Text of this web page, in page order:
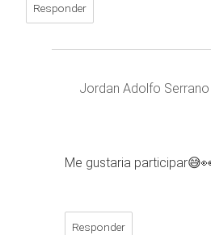
Responder
Jordan Adolfo Serrano
Me gustaria
Responder